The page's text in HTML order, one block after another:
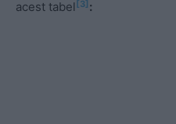
acest tabel [3] :